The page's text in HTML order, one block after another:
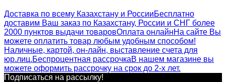
Доставка по всему Казахстану и РоссииБесплатно
доставим Ваш заказ по Казахстану, России и СНГ более
2000 пунктов выдачи товаровОплата онлайнНа сайте Вы
можете оплатить товар любым удобным способом!
Наличные, картой, он-лайн, выставление счета для
юр.лиц.Беспроцентная рассрочкаВ нашем магазине вы
можете оформить рассрочку на срок до 2-х лет.
Подписаться на рассылкy!